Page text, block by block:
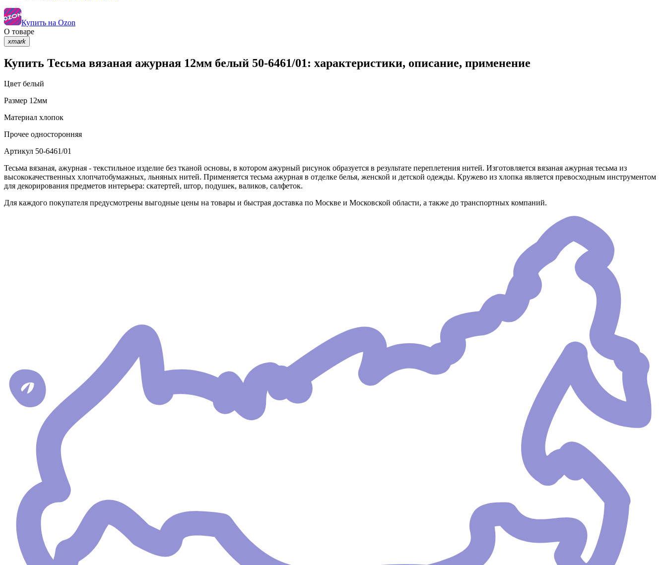
Купить на Ozon
О товаре
xmark
Купить Тесьма вязаная ажурная 12мм белый 50-6461/01: характеристики, описание, применение
Цвет белый
Размер 12мм
Материал хлопок
Прочее односторонняя
Артикул 50-6461/01
Тесьма вязаная, ажурная - текстильное изделие без тканой основы, в котором ажурный рисунок образуется в результате переплетения нитей. Изготовляется вязаная ажурная тесьма из
высококачественных хлопчатобумажных, льняных нитей. Применяется тесьма ажурная в отделке белья, женской и детской одежды. Кружево из хлопка является превосходным инструментом
для декорирования предметов интерьера: скатертей, штор, подушек, валиков, салфеток.
Для каждого покупателя предусмотрены выгодные цены на товары и быстрая доставка по Москве и Московской области, а также до транспортных компаний.